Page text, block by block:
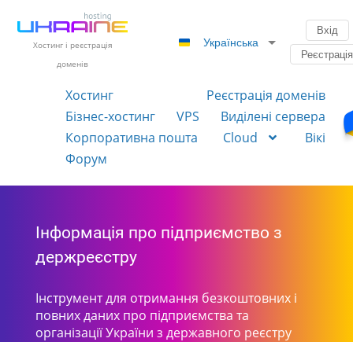
Хостинг і реєстрація
доменів
Українська
Вхід
Реєстрація
Хостинг
Реєстрація доменів
Бізнес-хостинг
VPS
Виділені сервера
Корпоративна пошта
Cloud
Вікі
Форум
Інформація про підприємство з
держреєстру
Інструмент для отримання безкоштовних і
повних даних про підприємства та
організації України з державного реєстру